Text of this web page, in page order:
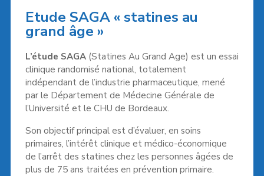
Etude SAGA « statines au
grand âge »
L’étude SAGA(Statines Au Grand Age) est un essai
clinique randomisé national, totalement
indépendant de l’industrie pharmaceutique, mené
par le Département de Médecine Générale de
l’Université et le CHU de Bordeaux.
Son objectif principal est d’évaluer, en soins
primaires, l’intérêt clinique et médico-économique
de l’arrêt des statines chez les personnes âgées de
plus de 75 ans traitées en prévention primaire.